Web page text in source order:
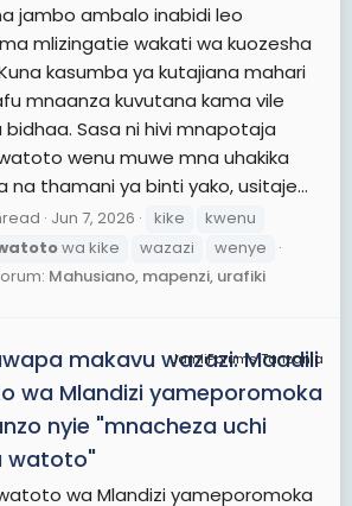
jambo ambalo inabidi leo
mlizingatie wakati wa kuozesha
kasumba ya kutajiana mahari
mnaanza kuvutana kama vile
Sasa ni hivi mnapotaja
wenu muwe mna uhakika
na thamani ya binti yako, usitaje...
Jun 7, 2026 kike
kwenu
wa kike wazazi
wenye
Mahusiano, mapenzi, urafiki
JamiiForums Tanzania
makavu wazazi: Maadili
wa Mlandizi yameporomoka
nyie "mnacheza uchi
watoto"
wa Mlandizi yameporomoka